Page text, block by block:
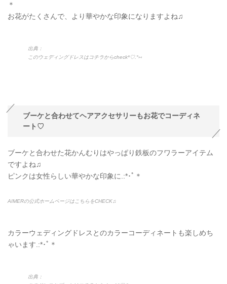
＊
お花がたくさんで、より華やかな印象になりますよね♫
出典：
このウェディングドレスはコチラからcheck*♡.°⑅
ブーケと合わせてヘアアクセサリーもお花でコーディネ
ート♡
ブーケと合わせた花かんむりはやっぱり鉄板のフワラーアイテム
ですよね♫
ピンクは女性らしい華やかな印象に.:*･ﾟ＊
AIMERの公式ホームページはこちらをCHECK♫
カラーウェディングドレスとのカラーコーディネートも楽しめち
ゃいます.:*･ﾟ＊
出典：